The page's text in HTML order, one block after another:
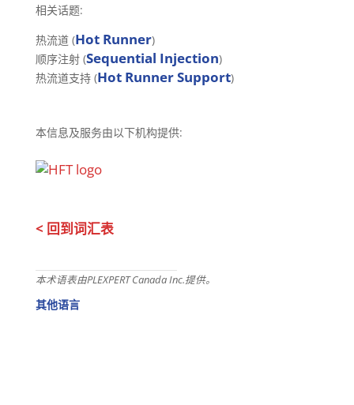
相关话题:
热流道 (Hot Runner)
顺序注射 (Sequential Injection)
热流道支持 (Hot Runner Support)
本信息及服务由以下机构提供:
< 回到词汇表
本术语表由PLEXPERT Canada Inc.提供。
其他语言